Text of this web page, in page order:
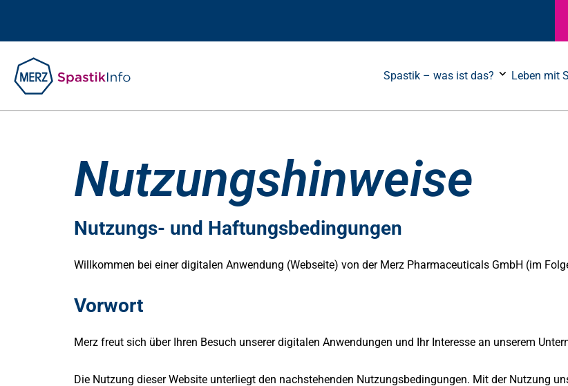
Seitennavigation
Spastik – was ist das? Leben mit
Nutzungshinweise
Nutzungs- und Haftungsbedingungen
Willkommen bei einer digitalen Anwendung (Webseite) von der Merz Pharmaceuticals GmbH (im
Vorwort
Merz freut sich über Ihren Besuch unserer digitalen Anwendungen und Ihr Interesse an unserem
Die Nutzung dieser Website unterliegt den nachstehenden Nutzungsbedingungen. Mit der Nutzung